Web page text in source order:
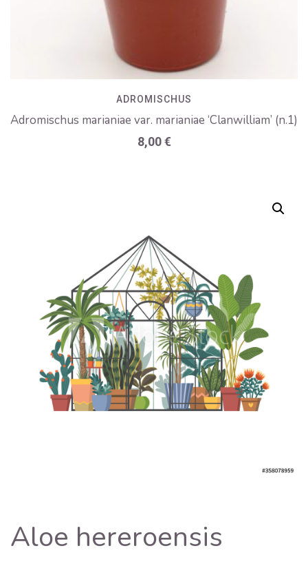
ADROMISCHUS
Adromischus marianiae var. marianiae ‘Clanwilliam’ (n.1)
8,00€
Aloe hereroensis